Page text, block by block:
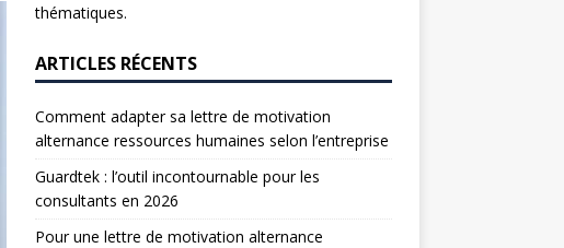
thématiques.
ARTICLES RÉCENTS
Comment adapter sa lettre de motivation
alternance ressources humaines selon l’entreprise
Guardtek : l’outil incontournable pour les
consultants en 2026
Pour une lettre de motivation alternance